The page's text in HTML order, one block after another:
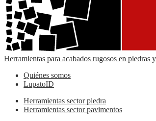
Herramientas para acabados rugosos en piedras
Quiénes somos
LupatoID
Herramientas sector piedra
Herramientas sector pavimentos